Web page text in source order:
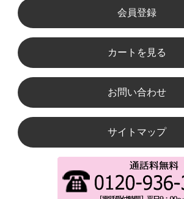
会員登録
カートを見る
お問い合わせ
サイトマップ